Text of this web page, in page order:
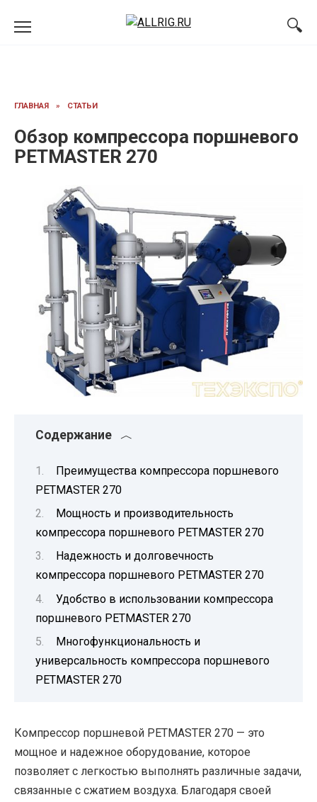
ГЛАВНАЯ » СТАТЬИ
Обзор компрессора поршневого
PETMASTER 270
Содержание
Преимущества компрессора поршневого
PETMASTER 270
Мощность и производительность
компрессора поршневого PETMASTER 270
Надежность и долговечность
компрессора поршневого PETMASTER 270
Удобство в использовании компрессора
поршневого PETMASTER 270
Многофункциональность и
универсальность компрессора поршневого
PETMASTER 270
Компрессор поршневой PETMASTER 270 — это
мощное и надежное оборудование, которое
позволяет с легкостью выполнять различные задачи,
связанные с сжатием воздуха. Благодаря своей